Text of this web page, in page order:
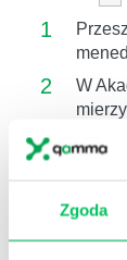
Zgoda
1
2
W
16%.
i jak